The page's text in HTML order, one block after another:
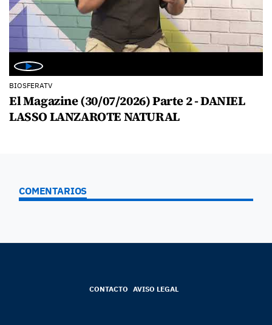
BIOSFERATV
El Magazine (30/07/2026) Parte 2 - DANIEL
LASSO LANZAROTE NATURAL
COMENTARIOS
CONTACTO AVISO LEGAL